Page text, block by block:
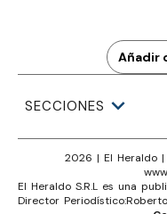
Añadir
SECCIONES
2026 | El Heraldo |
El Heraldo S.R.L es una
Director Periodístico: